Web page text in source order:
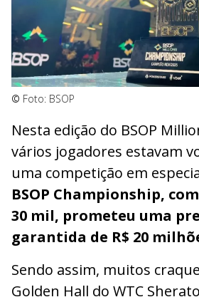
© Foto: BSOP
Nesta edição do BSOP
vários jogadores estavam
uma competição em
BSOP Championship,
30 mil, prometeu uma
garantida de R$ 20
Sendo assim, muitos
Golden Hall do WTC